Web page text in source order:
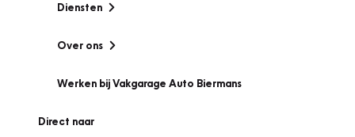
Diensten
Over ons
Werken bij Vakgarage Auto Biermans
Direct naar